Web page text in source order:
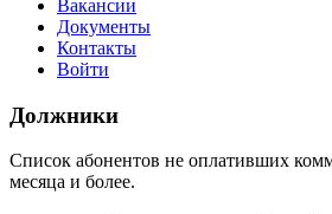
Вакансии
Документы
Контакты
Войти
Должники
Список абонентов не оплативших
месяца и более.